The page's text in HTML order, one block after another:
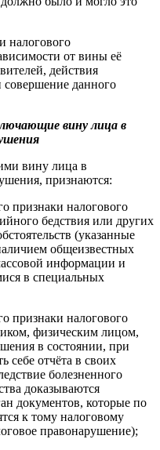
налогового
от вины её
действия
совершение данного
вину лица в
вину лица в
признаются:
признаки налогового
бедствия или других
(указанные
общеизвестных
информации и
в специальных
признаки налогового
физическим лицом,
в состоянии, при
себе отчёта в своих
болезненного
доказываются
документов, которые по
к тому налоговому
правонарушение);